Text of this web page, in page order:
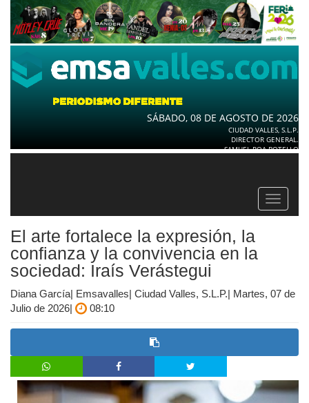
SÁBADO, 08 DE AGOSTO DE 2026
CIUDAD VALLES, S.L.P.
DIRECTOR GENERAL.
SAMUEL ROA BOTELLO
Toggle
El arte fortalece la expresión, la
confianza y la convivencia en la
sociedad: Iraís Verástegui
Diana García| Emsavalles| Ciudad Valles, S.L.P.| Martes, 07 de
Julio de 2026|
08:10